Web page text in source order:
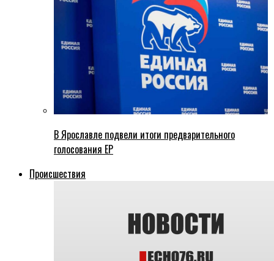
В Ярославле подвели итоги предварительного
голосования ЕР
Происшествия